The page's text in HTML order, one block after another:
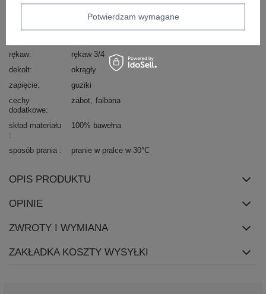
bawełna
rękaw
rękaw 3/4
dekolt
okrągły
zapięcie
guziki
cechy
dodatkowe
żabot falbana
skład materiału 100% bawełna
sposób prania pranie w pralce w 30°C
OPIS PRODUKTU
OPINIE
ZWROTY I WYMIANA
ZAKŁADKA KOSZTY WYSYŁKI
Potwierdzam wymagane